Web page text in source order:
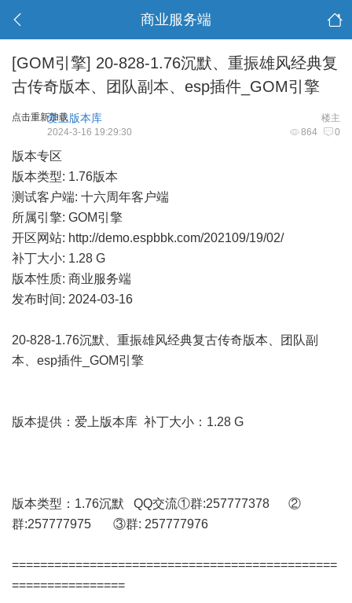
商业服务端
[GOM引擎] 20-828-1.76沉默、重振雄风经典复
古传奇版本、团队副本、esp插件_GOM引擎
点击重新加载 楼主
爱上版本库
864 0
2024-3-16 19:29:30
版本专区
版本类型: 1.76版本
测试客户端: 十六周年客户端
所属引擎: GOM引擎
开区网站: http://demo.espbbk.com/202109/19/02/
补丁大小: 1.28 G
版本性质: 商业服务端
发布时间: 2024-03-16
20-828-1.76沉默、重振雄风经典复古传奇版本、团队副
本、esp插件_GOM引擎
版本提供：爱上版本库 补丁大小：1.28 G
版本类型：1.76沉默 QQ交流①群:257777378 ②
群:257777975 ③群: 257777976
==============================================
================